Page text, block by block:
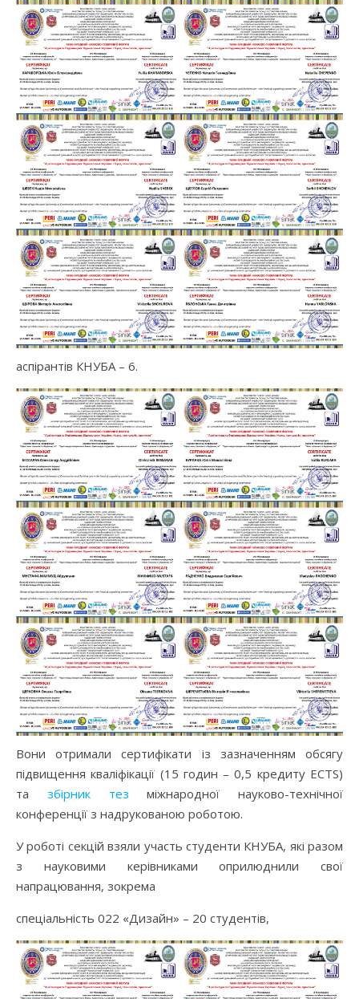
аспірантів КНУБА – 6.
Вони отримали сертифікати із зазначенням обсягу
підвищення кваліфікації (15 годин – 0,5 кредиту ECTS)
та збірник тез міжнародної науково-технічної
конференції з надрукованою роботою.
У роботі секцій взяли участь студенти КНУБА, які разом
з науковими керівниками оприлюднили свої
напрацювання, зокрема
спеціальність 022 «Дизайн» – 20 студентів,